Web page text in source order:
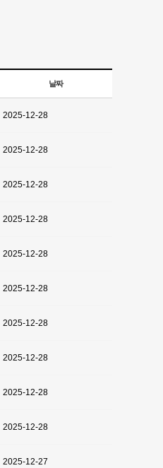
날짜
2025-12-28
2025-12-28
2025-12-28
2025-12-28
2025-12-28
2025-12-28
2025-12-28
2025-12-28
2025-12-28
2025-12-28
2025-12-27